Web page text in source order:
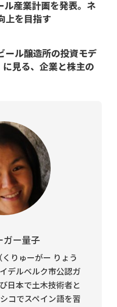
ル産業計画を発表。ネ
上を目指す
ール醸造所の投資モデ
見る、企業と株主の
ガー量子
りゅーがー りょう
デルベルク市公認ガ
日本で土木技術者と
コでスペイン語を習